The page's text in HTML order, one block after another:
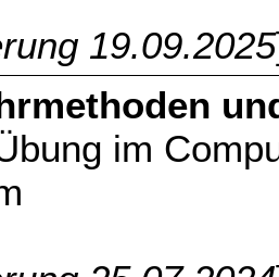
19.09.2025
im